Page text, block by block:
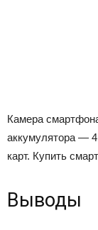
Камера
аккумулятора —
карт. Купить
Выводы